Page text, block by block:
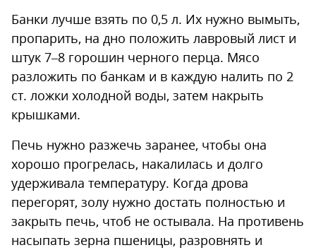
Банки лучше взять по 0,5 л. Их нужно вымыть,
пропарить, на дно положить лавровый лист и
штук 7–8 горошин черного перца. Мясо
разложить по банкам и в каждую налить по 2
ст. ложки холодной воды, затем накрыть
крышками.
Печь нужно разжечь заранее, чтобы она
хорошо прогрелась, накалилась и долго
удерживала температуру. Когда дрова
перегорят, золу нужно достать полностью и
закрыть печь, чтоб не остывала. На противень
насыпать зерна пшеницы, разровнять и